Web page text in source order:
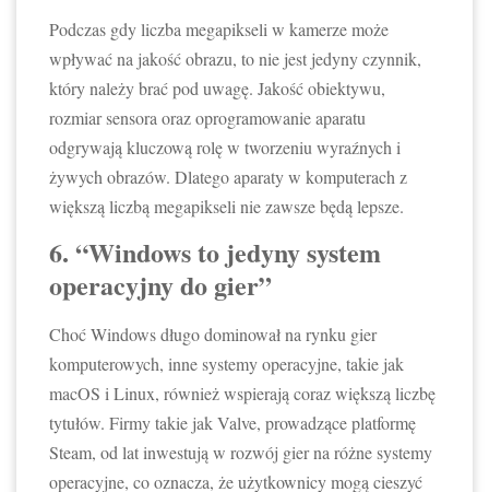
Podczas gdy liczba megapikseli w kamerze może
wpływać na jakość obrazu, to nie jest jedyny czynnik,
który należy brać pod uwagę. Jakość obiektywu,
rozmiar sensora oraz oprogramowanie aparatu
odgrywają kluczową rolę w tworzeniu wyraźnych i
żywych obrazów. Dlatego aparaty w komputerach z
większą liczbą megapikseli nie zawsze będą lepsze.
6. “Windows to jedyny system
operacyjny do gier”
Choć Windows długo dominował na rynku gier
komputerowych, inne systemy operacyjne, takie jak
macOS i Linux, również wspierają coraz większą liczbę
tytułów. Firmy takie jak Valve, prowadzące platformę
Steam, od lat inwestują w rozwój gier na różne systemy
operacyjne, co oznacza, że użytkownicy mogą cieszyć